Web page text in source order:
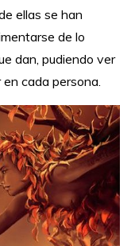
ellas se han
de lo
dan, pudiendo ver
cada persona.